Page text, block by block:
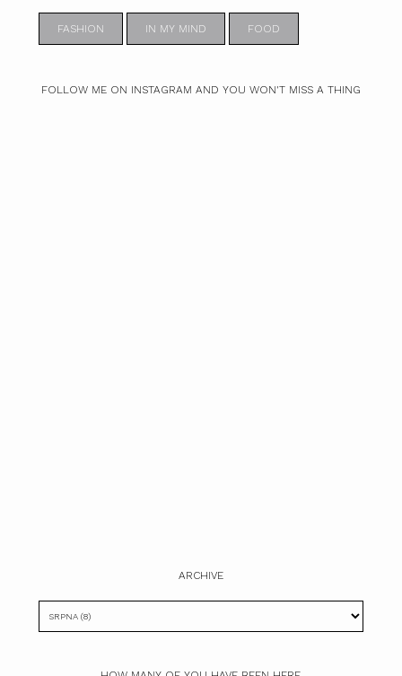
FASHION IN MY MIND FOOD
FOLLOW ME ON INSTAGRAM AND YOU WON'T MISS A THING
ARCHIVE